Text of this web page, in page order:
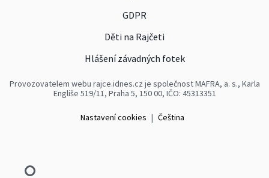
GDPR
Děti na Rajčeti
Hlášení závadných fotek
Provozovatelem webu rajce.idnes.cz je společnost MAFRA, a. s., Karla
Engliše 519/11, Praha 5, 150 00, IČO: 45313351
Nastavení cookies | Čeština